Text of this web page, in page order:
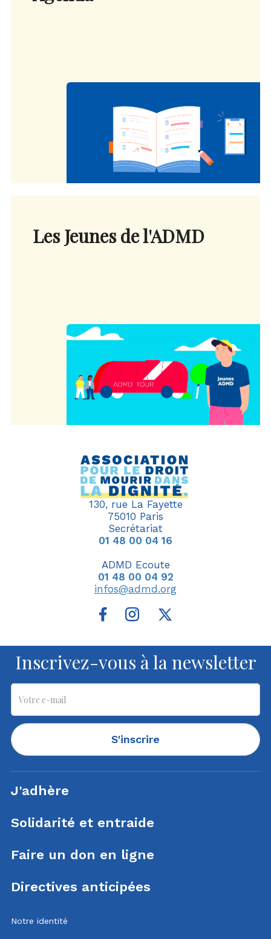
Les Jeunes de l'ADMD
130, rue La Fayette
75010 Paris
Secrétariat
01 48 00 04 16
ADMD Ecoute
01 48 00 04 92
infos@admd.org
Inscrivez-vous à la newsletter
S'inscrire
J'adhère
Solidarité et entraide
Faire un don en ligne
Directives anticipées
Notre identité